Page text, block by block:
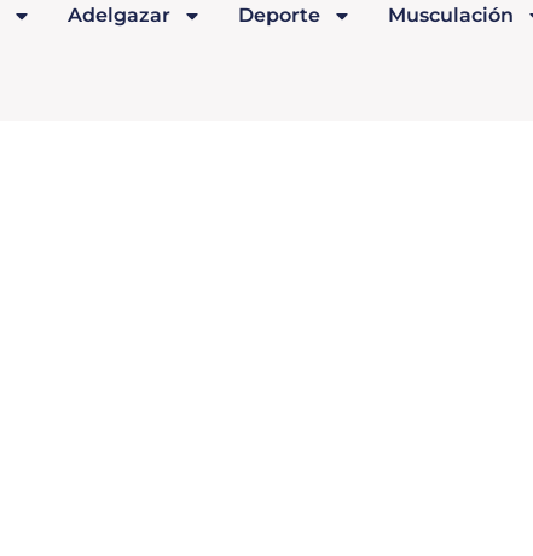
Adelgazar Deporte Musculación